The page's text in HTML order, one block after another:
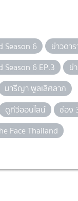
Season 6 ข่าวดาร
Season 6 EP.3
ข่
มารีญา พูลเลิศลาภ
ดูทีวีออนไลน์
ช่อง
Face Thailand